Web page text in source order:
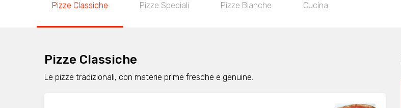
Pizze Classiche Pizze Speciali Pizze Bianche Cucina
Pizze Classiche
Le pizze tradizionali, con materie prime fresche e genuine.